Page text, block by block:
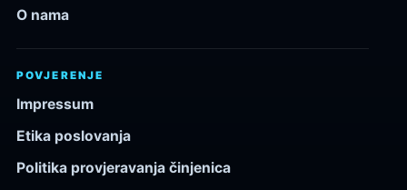
O nama
POVJERENJE
Impressum
Etika poslovanja
Politika provjeravanja činjenica